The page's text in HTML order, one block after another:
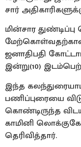
சார்
மின்சார
ஜனாதிபதி
இன்று(10)
இந்த
பணிப்புரையை
கொண்டிருந்த
காமினி
தெரிவித்தார்.